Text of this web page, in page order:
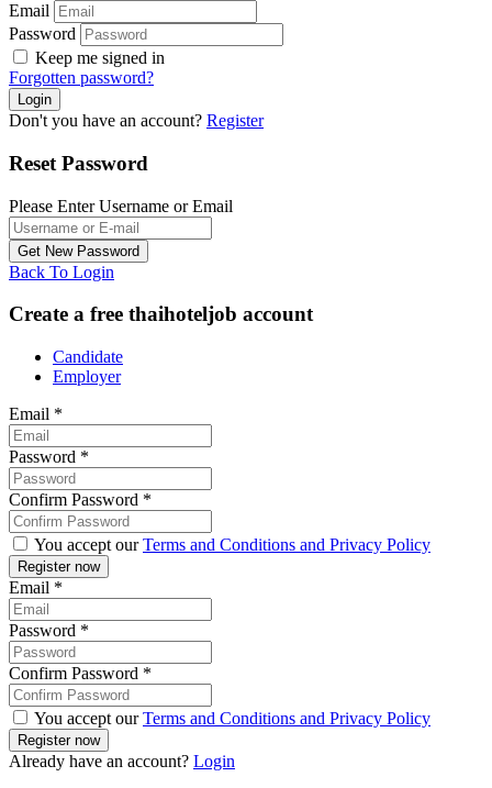
Email
Password
Keep me signed in
Forgotten password?
Don't you have an account? Register
Reset Password
Please Enter Username or Email
Back To Login
Create a free thaihoteljob account
Candidate
Employer
Email *
Password *
Confirm Password *
You accept ourTerms and Conditions and Privacy Policy
Email *
Password *
Confirm Password *
You accept ourTerms and Conditions and Privacy Policy
Already have an account? Login